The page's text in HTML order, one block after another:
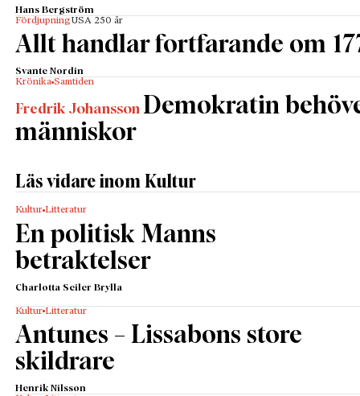
Hans Bergström
FördjupningUSA 250 år
Allt handlar fortfarande om
Svante Nordin
Krönika Samtiden
Fredrik Johansson Demokratin
människor
Läs vidare inom Kultur
Kultur Litteratur
En politisk Manns
betraktelser
Charlotta Seiler Brylla
Kultur Litteratur
Antunes – Lissabons store
skildrare
Henrik Nilsson